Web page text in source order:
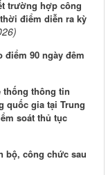
trường hợp công
điểm diễn ra kỳ
90 ngày đêm
thống thông tin
quốc gia tại Trung
soát thủ tục
bộ, công chức sau